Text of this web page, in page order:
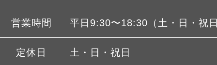
営業時間 平日9:30〜18:30（土・日・祝
定休日 土・日・祝日